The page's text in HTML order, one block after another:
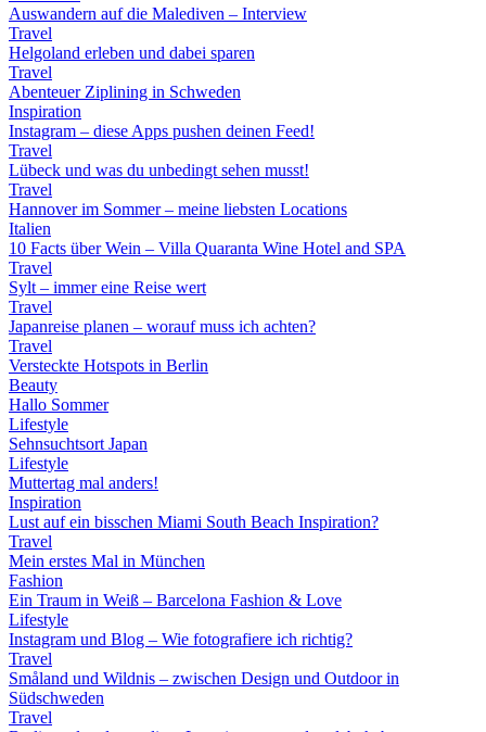
Auswandern auf die Malediven – Interview
Travel
Helgoland erleben und dabei sparen
Travel
Abenteuer Ziplining in Schweden
Inspiration
Instagram – diese Apps pushen deinen Feed!
Travel
Lübeck und was du unbedingt sehen musst!
Travel
Hannover im Sommer – meine liebsten Locations
Italien
10 Facts über Wein – Villa Quaranta Wine Hotel and SPA
Travel
Sylt – immer eine Reise wert
Travel
Japanreise planen – worauf muss ich achten?
Travel
Versteckte Hotspots in Berlin
Beauty
Hallo Sommer
Lifestyle
Sehnsuchtsort Japan
Lifestyle
Muttertag mal anders!
Inspiration
Lust auf ein bisschen Miami South Beach Inspiration?
Travel
Mein erstes Mal in München
Fashion
Ein Traum in Weiß – Barcelona Fashion & Love
Lifestyle
Instagram und Blog – Wie fotografiere ich richtig?
Travel
Småland und Wildnis – zwischen Design und Outdoor in
Südschweden
Travel